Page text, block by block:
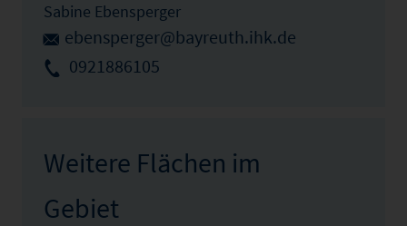
Sabine Ebensperger
ebensperger@bayreuth.ihk.de
0921886105
Weitere Flächen im
Gebiet